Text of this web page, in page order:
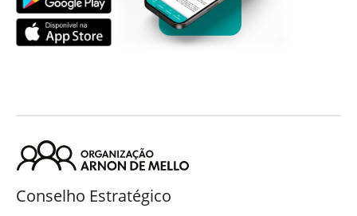
Conselho Estratégico